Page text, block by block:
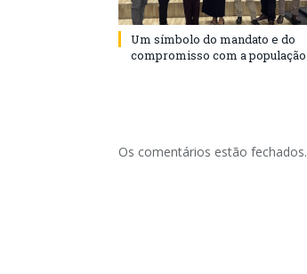
Um símbolo do mandato e do
compromisso com a população
Os comentários estão fechados.